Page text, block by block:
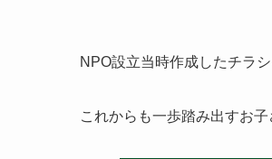
NPO設立当時作成したチラ
これからも一歩踏み出すお